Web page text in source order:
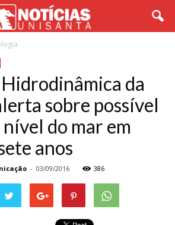
da
sobre possível
do mar em
anos
- 03/09/2016 386